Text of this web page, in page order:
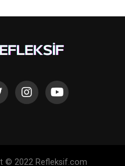
© 2022 Refleksif.com